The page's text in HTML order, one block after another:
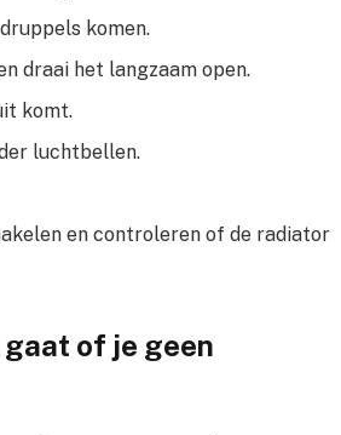
komen.
draai het langzaam open.
komt.
luchtbellen.
en controleren of de radiator
of je geen